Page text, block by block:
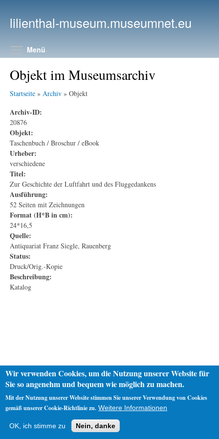
lilienthal-museum.museumnet.eu
Menü
Objekt im Museumsarchiv
Startseite » Archiv » Objekt
Archiv-ID:
20876
Objekt:
Taschenbuch / Broschur / eBook
Urheber:
verschiedene
Titel:
Zur Geschichte der Luftfahrt und des Fluggedankens
Ausführung:
52 Seiten mit Zeichnungen
Format (H*B in cm):
24*16,5
Quelle:
Antiquariat Franz Siegle, Rauenberg
Status:
Druck/Orig.-Kopie
Beschreibung:
Katalog
Impressum
Wir verwenden Cookies, um die Nutzung unserer Website für
Sie so angenehm und bequem wie möglich zu machen.
Mit der Nutzung unserer Website stimmen Sie unserer Verwendung von Cookies
gemäß unserer Cookie-Richtlinie zu. Weitere Informationen
OK, ich stimme zu Nein, danke